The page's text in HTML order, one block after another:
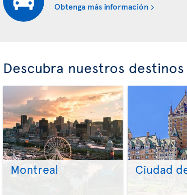
Obtenga más información
Descubra nuestros destinos
Montreal Ciudad